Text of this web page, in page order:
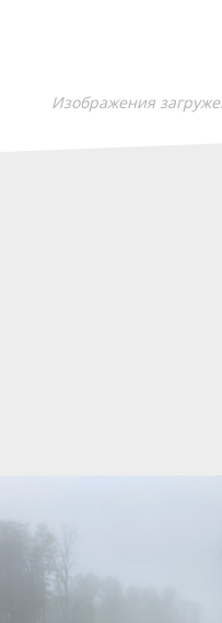
Изображения